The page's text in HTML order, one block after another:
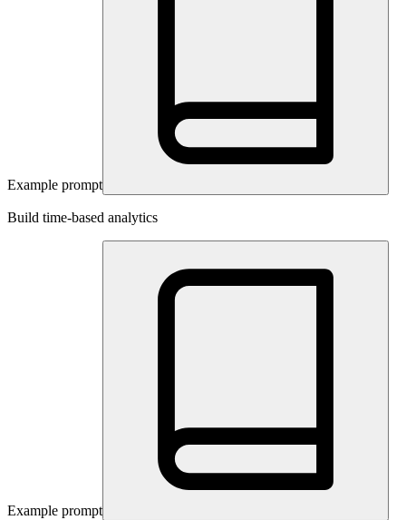
Example prompt
Build time-based analytics
Example prompt